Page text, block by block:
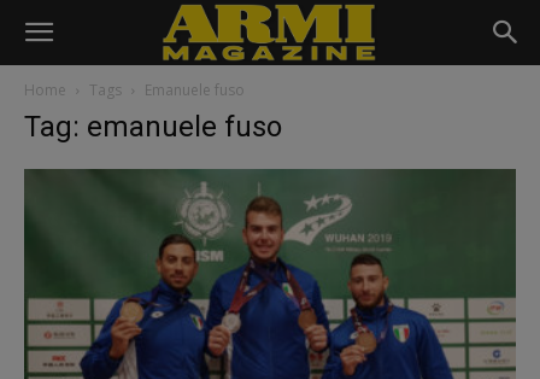
Home Tags Emanuele fuso
Tag: emanuele fuso